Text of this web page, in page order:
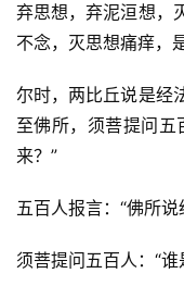
弃思想，弃泥洹想，
不念，灭思想痛痒，
尔时，两比丘说是经
至佛所，须菩提问五
来？”
五百人报言：“佛所
须菩提问五百人：“谁